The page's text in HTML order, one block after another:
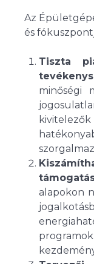
Az
és
Tiszta
minőségi
alapokon